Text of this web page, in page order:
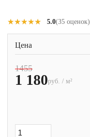
★★★★★
★★★★★ 5.0(35 оценок)
Цена
1455
1 180руб. / м²